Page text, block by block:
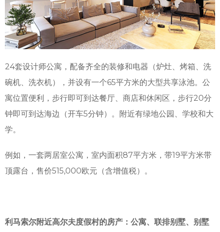
24套设计师公寓，配备齐全的装修和电器（炉灶、烤箱、洗
碗机、洗衣机），并设有一个65平方米的大型共享泳池。公
寓位置便利，步行即可到达餐厅、商店和休闲区，步行20分
钟即可到达海边（开车5分钟）。附近有绿地公园、学校和大
学。
例如，一套两居室公寓，室内面积87平方米，带19平方米带
顶露台，售价515,000欧元（含增值税）。
利马索尔附近高尔夫度假村的房产：公寓、联排别墅、别墅